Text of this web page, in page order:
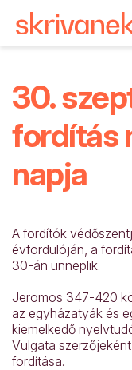
30.
fordítás
napja
A fordítók
évfordulóján, a
30-án ünneplik.
Jeromos 347-420
az egyházatyák és
kiemelkedő
Vulgata
fordítása.